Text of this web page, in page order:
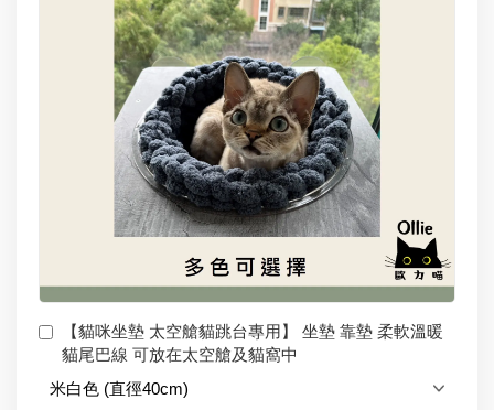
【貓咪坐墊 太空艙貓跳台專用】 坐墊 靠墊 柔軟溫暖
貓尾巴線 可放在太空艙及貓窩中